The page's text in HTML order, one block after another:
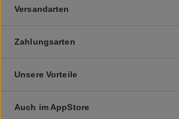
Versandarten
Zahlungsarten
Unsere Vorteile
Auch im AppStore